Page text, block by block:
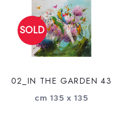
02_IN THE GARDEN 43
cm 135 x 135